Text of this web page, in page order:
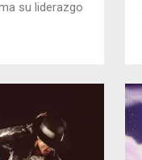
su liderazgo